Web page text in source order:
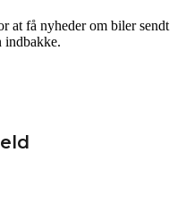
at få nyheder om biler sendt
indbakke.